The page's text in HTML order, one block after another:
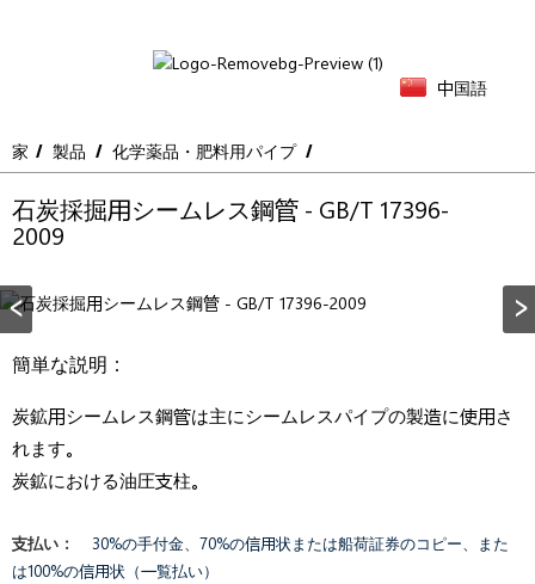
中国語
家 製品 化学薬品・肥料用パイプ
石炭採掘用シームレス鋼管 - GB/T 17396-
2009
簡単な説明：
炭鉱用シームレス鋼管は主にシームレスパイプの製造に使用さ
れます。
炭鉱における油圧支柱。
支払い：
30%の手付金、70%の信用状または船荷証券のコピー、また
は100%の信用状（一覧払い）